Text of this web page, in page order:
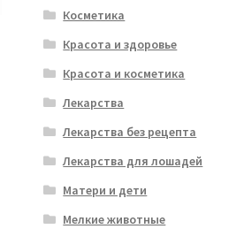
Косметика
Красота и здоровье
Красота и косметика
Лекарства
Лекарства без рецепта
Лекарства для лошадей
Матери и дети
Мелкие животные